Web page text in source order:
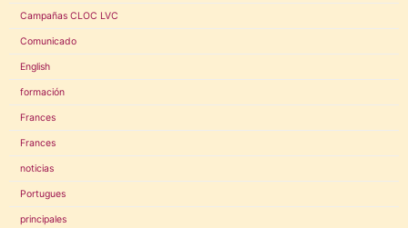
Campañas CLOC LVC
Comunicado
English
formación
Frances
Frances
noticias
Portugues
principales